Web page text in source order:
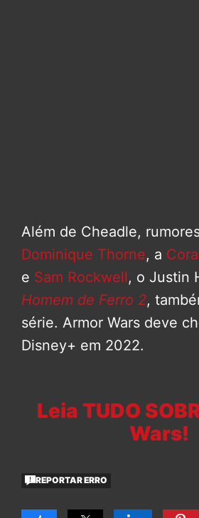
Além de Cheadle,
Dominique Thorne, a
e Sam Rockwell, o Justin
Homem de Ferro 2,
série. Armor Wars deve
Disney+ em 2022.
Leia TUDO
Wars!
REPORTAR ERRO